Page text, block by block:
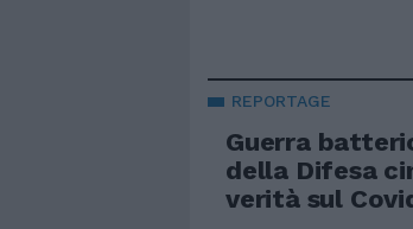
REPORTAGE
Guerra
della Difesa
verità sul